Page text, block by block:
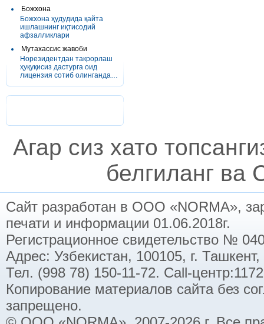
Божхона
Божхона ҳудудида қайта
ишлашнинг иқтисодий
афзалликлари
Мутахассис жавоби
Норезидентдан такрорлаш
ҳуқуқисиз дастурга оид
лицензия сотиб олинганда…
Агар сиз хато
белгиланг ва
Сайт разработан в ООО «NORMA»,
печати и информации 01.06.2018г.
Регистрационное свидетельство №
Адрес: Узбекистан, 100105, г.
Тел. (998 78) 150-11-72. Call-
Копирование материалов сайта без
запрещено.